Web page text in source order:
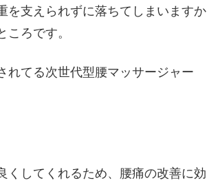
を支えられずに落ちてしまいますか
ろです。
れてる次世代型腰マッサージャー
くしてくれるため、腰痛の改善に効